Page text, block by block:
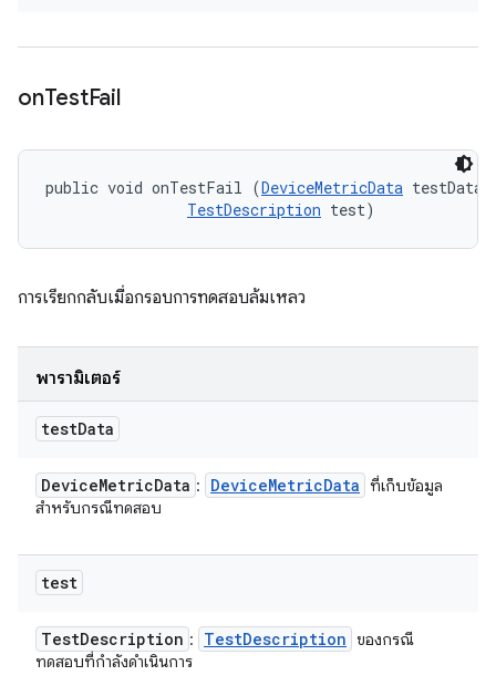
onTestFail
public void onTestFail (DeviceMetricData
TestDescription test)
การเรียกกลับเมื่อกรอบการทดสอบล้มเหลว
พารามิเตอร์
testData
DeviceMetricData : DeviceMetricData ที่เก็บข้อมูล
สำหรับกรณีทดสอบ
test
TestDescription : TestDescription ของกรณี
ทดสอบที่กำลังดำเนินการ